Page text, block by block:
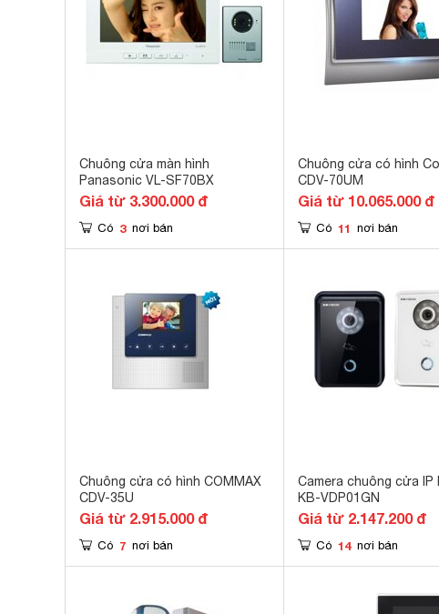
Chuông cửa màn hình
Panasonic VL-SF70BX
Giá từ 3.300.000 đ
Có 3 nơi bán
Chuông cửa có hình
CDV-70UM
Giá từ 10.065.000 đ
Có 11 nơi bán
Chuông cửa có hình COMMAX
CDV-35U
Giá từ 2.915.000 đ
Có 7 nơi bán
Camera chuông cửa IP
KB-VDP01GN
Giá từ 2.147.200 đ
Có 14 nơi bán